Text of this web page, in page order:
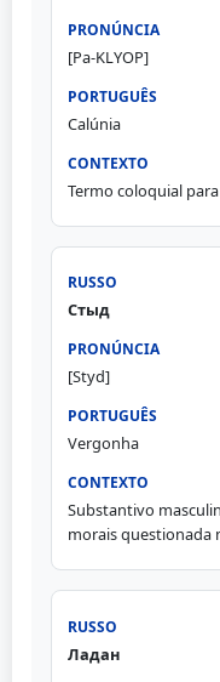
[Pa-KLYOP]
Calúnia
Termo coloquial
Стыд
[Styd]
Vergonha
Substantivo
morais questionada
Ладан